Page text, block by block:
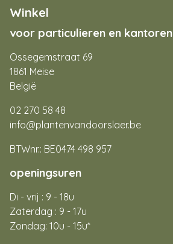
Winkel
voor particulieren en kantoren
Ossegemstraat 69
1861 Meise
België
02 270 58 48
info@plantenvandoorslaer.be
BTWnr.: BE0474 498 957
openingsuren
Di - vrij : 9 - 18u
Zaterdag : 9 - 17u
Zondag: 10u - 15u*